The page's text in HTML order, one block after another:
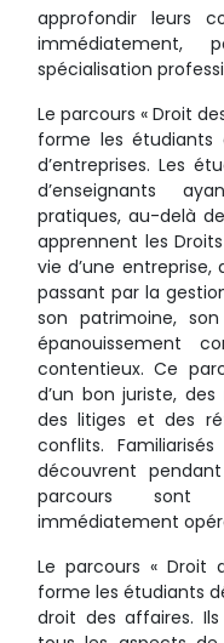
approfondir leurs
spécialisation
Le parcours « Droit
forme les étudiants
d’entreprises. Les
d’enseignants
pratiques, au-delà
apprennent les
vie d’une entreprise,
passant par la
son patrimoine,
épanouissement
contentieux. Ce
d’un bon juriste,
des litiges et des
conflits.
découvrent
parcours sont
immédiatement
Le parcours « Droit
forme les étudiants
droit des affaires.